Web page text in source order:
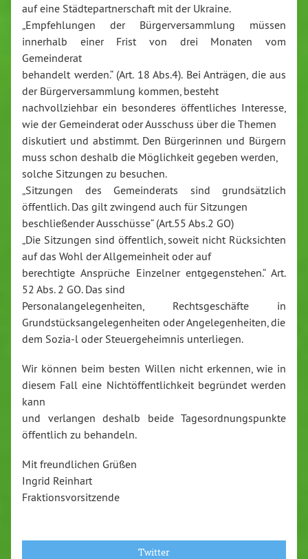
auf eine Städtepartnerschaft mit der Ukraine.
„Empfehlungen der Bürgerversammlung müssen
innerhalb einer Frist von drei Monaten vom
Gemeinderat
behandelt werden.“ (Art. 18 Abs.4). Bei Anträgen, die aus
der Bürgerversammlung kommen, besteht
nachvollziehbar ein besonderes öffentliches Interesse,
wie der Gemeinderat oder Ausschuss über die Themen
diskutiert und abstimmt. Den Bürgerinnen und Bürgern
muss schon deshalb die Möglichkeit gegeben werden,
solche Sitzungen zu besuchen.
„Sitzungen des Gemeinderats sind grundsätzlich
öffentlich. Das gilt zwingend auch für Sitzungen
beschließender Ausschüsse“ (Art.55 Abs.2 GO)
„Die Sitzungen sind öffentlich, soweit nicht Rücksichten
auf das Wohl der Allgemeinheit oder auf
berechtigte Ansprüche Einzelner entgegenstehen.“ Art.
52 Abs. 2 GO. Das sind
Personalangelegenheiten, Rechtsgeschäfte in
Grundstücksangelegenheiten oder Angelegenheiten, die
dem Sozia-l oder Steuergeheimnis unterliegen.
Wir können beim besten Willen nicht erkennen, wie in
diesem Fall eine Nichtöffentlichkeit begründet werden
kann
und verlangen deshalb beide Tagesordnungspunkte
öffentlich zu behandeln.
Mit freundlichen Grüßen
Ingrid Reinhart
Fraktionsvorsitzende
Twitter